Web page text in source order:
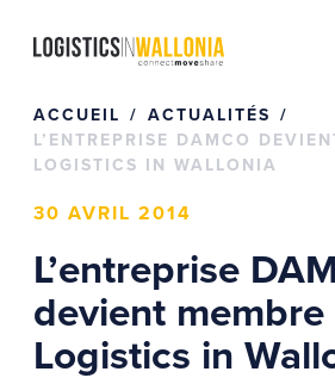
ACCUEIL
ACTUALITÉS
L’ENTREPRISE DAMCO
LOGISTICS IN WALLONIA
30 AVRIL 2014
L’entreprise
devient
Logistics in